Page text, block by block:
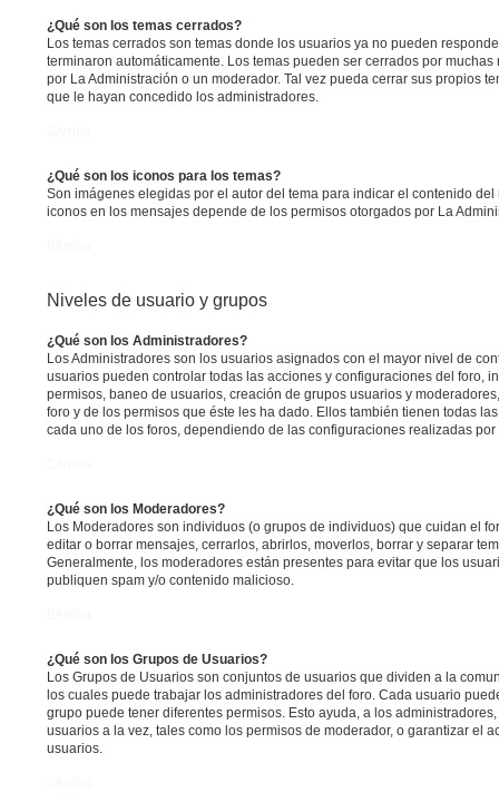
¿Qué son los temas cerrados?
Los temas cerrados son temas donde los usuarios ya no pueden
terminaron automáticamente. Los temas pueden ser cerrados por
por La Administración o un moderador. Tal vez pueda cerrar sus propios
que le hayan concedido los administradores.
¿Qué son los iconos para los temas?
Son imágenes elegidas por el autor del tema para indicar el contenido
iconos en los mensajes depende de los permisos otorgados por La
Niveles de usuario y grupos
¿Qué son los Administradores?
Los Administradores son los usuarios asignados con el mayor nivel de
usuarios pueden controlar todas las acciones y configuraciones del foro,
permisos, baneo de usuarios, creación de grupos usuarios y
foro y de los permisos que éste les ha dado. Ellos también tienen todas
cada uno de los foros, dependiendo de las configuraciones realizadas
¿Qué son los Moderadores?
Los Moderadores son individuos (o grupos de individuos) que cuidan el
editar o borrar mensajes, cerrarlos, abrirlos, moverlos, borrar y separar
Generalmente, los moderadores están presentes para evitar que los
publiquen spam y/o contenido malicioso.
¿Qué son los Grupos de Usuarios?
Los Grupos de Usuarios son conjuntos de usuarios que dividen a la
los cuales puede trabajar los administradores del foro. Cada usuario
grupo puede tener diferentes permisos. Esto ayuda, a los
usuarios a la vez, tales como los permisos de moderador, o garantizar el
usuarios.